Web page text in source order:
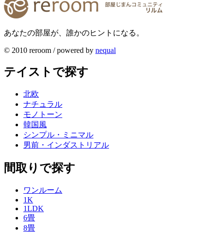
あなたの部屋が、誰かのヒントになる。
© 2010 reroom / powered by nequal
テイストで探す
北欧
ナチュラル
モノトーン
韓国風
シンプル・ミニマル
男前・インダストリアル
間取りで探す
ワンルーム
1K
1LDK
6畳
8畳